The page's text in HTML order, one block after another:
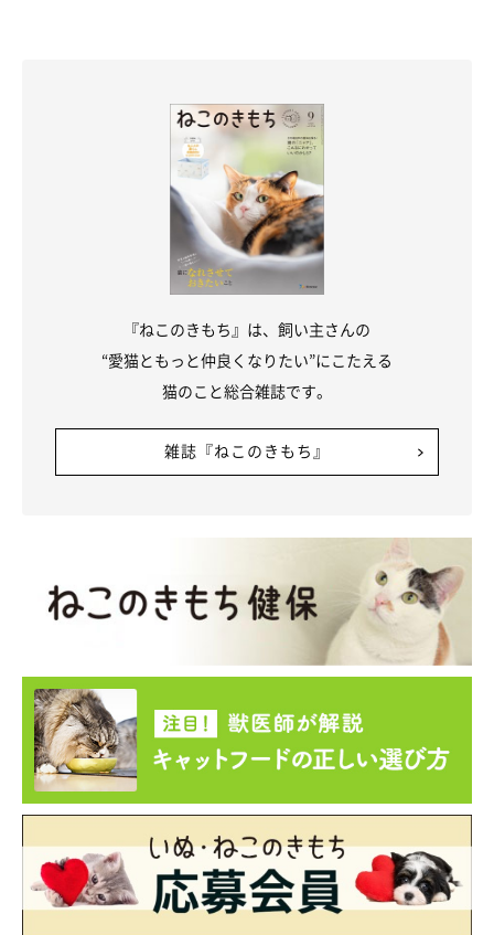
『ねこのきもち』は、飼い主さんの
“愛猫ともっと仲良くなりたい”にこたえる
猫のこと総合雑誌です。
雑誌『ねこのきもち』